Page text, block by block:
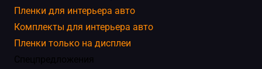
Пленки для интерьера авто
Комплекты для интерьера авто
Пленки только на дисплеи